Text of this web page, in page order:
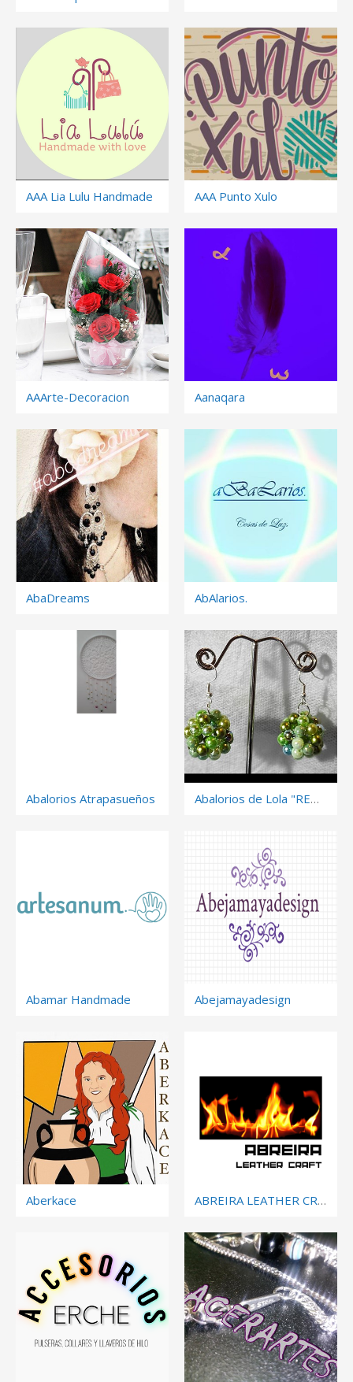
AAA Lia Lulu Handmade AAA Punto Xulo
AAArte-Decoracion Aanaqara
AbaDreams AbAlarios.
Abalorios Atrapasueños Abalorios de Lola "REGALAR ES UN PLACER"
Abamar Handmade Abejamayadesign
Aberkace ABREIRA LEATHER CRAFT